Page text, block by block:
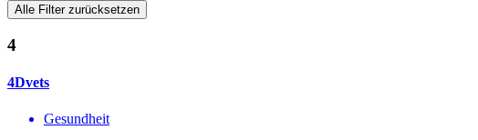
Alle Filter zurücksetzen
4
4Dvets
Gesundheit